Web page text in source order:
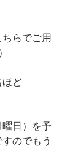
でご用
ほど
日）を予
のでもう